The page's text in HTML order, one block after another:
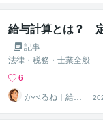
給与計算とは？
記事
法律・税務・士業全般
6
かべるね｜給与
計算代行（相談
可・安心）